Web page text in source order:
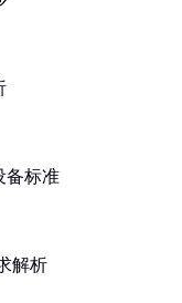
备标准
解析